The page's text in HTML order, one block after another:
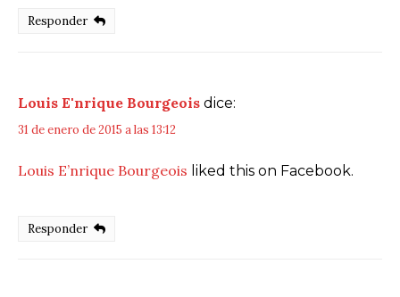
Responder
Louis E'nrique Bourgeois dice:
31 de enero de 2015 a las 13:12
Louis E’nrique Bourgeois liked this on Facebook.
Responder